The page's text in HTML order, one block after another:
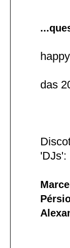
das
'DJs':